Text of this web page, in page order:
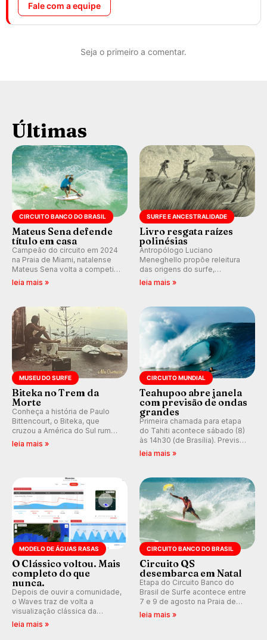
Fale com a equipe
Seja o primeiro a comentar.
Últimas
CIRCUITO BANCO DO BRASIL
Mateus Sena defende
título em casa
Campeão do circuito em 2024
na Praia de Miami, natalense
Mateus Sena volta a competir
em casa em busca de manter a
leia mais »
SURFE E ANCESTRALIDADE
Livro resgata raízes
polinésias
Antropólogo Luciano
Meneghello propõe releitura
das origens do surfe,
resgatando a cultura polinésia
prática em esporte e indústria.
leia mais »
MUSEU DO SURFE
Biteka no Trem da
Morte
Conheça a história de Paulo
Bittencourt, o Biteka, que
cruzou a América do Sul rumo
ao Pacífico em uma jornada
leia mais »
CIRCUITO MUNDIAL
Teahupoo abre janela
com previsão de ondas
grandes
Primeira chamada para etapa
do Tahiti acontece sábado (8)
às 14h30 (de Brasília). Previsão
indica swell consistente.
Kelly Slater convidado.
leia mais »
MODELO DE ÁGUAS RASAS
O Clássico voltou. Mais
completo do que
nunca.
Depois de ouvir a comunidade,
o Waves traz de volta a
visualização clássica da
previsão de águas rasas,
leia mais »
CIRCUITO BANCO DO BRASIL
Circuito QS
desembarca em Natal
Etapa do Circuito Banco do
Brasil de Surfe acontece entre
7 e 9 de agosto na Praia de
Miami (RN), em disputas
leia mais »